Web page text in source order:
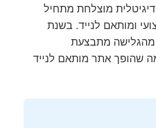
מוצלחת מתחיל
ומותאם לנייד. בשנת
2025, יותר מ-78% מהגלישה מתבצעת
שהופך אתר מותאם לנייד